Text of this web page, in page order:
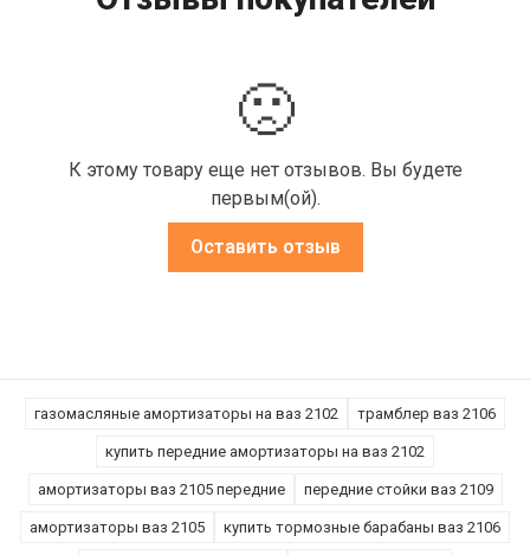
🙁
К этому товару еще нет отзывов. Вы будете
первым(ой).
Оставить отзыв
газомасляные амортизаторы на ваз 2102 трамблер ваз 2106
купить передние амортизаторы на ваз 2102
амортизаторы ваз 2105 передние передние стойки ваз 2109
амортизаторы ваз 2105 купить тормозные барабаны ваз 2106